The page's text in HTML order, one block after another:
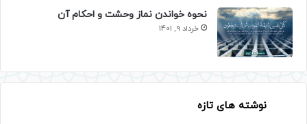
نحوه خواندن نماز وحشت و احکام آن
خرداد 9, 1401
نوشته های تازه